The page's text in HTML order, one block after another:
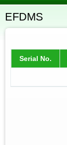
EFDMS
Serial No.